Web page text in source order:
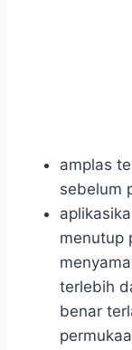
amplas
sebelum
menutup
terlebih
benar